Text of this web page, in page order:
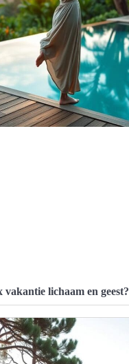
vakantie lichaam en geest?